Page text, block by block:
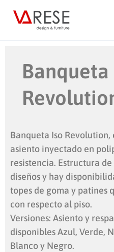
Banqueta
Banqueta Iso
asiento inyectado en
resistencia. Estructura
diseños y hay
topes de goma y patines
con respecto al piso.
Versiones: Asiento y
disponibles Azul, Verde,
Blanco y Negro.